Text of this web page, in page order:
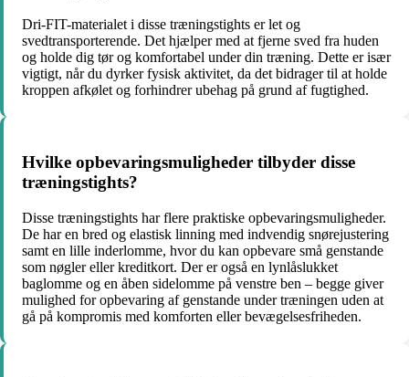
Dri-FIT-materialet i disse træningstights er let og
svedtransporterende. Det hjælper med at fjerne sved fra huden
og holde dig tør og komfortabel under din træning. Dette er især
vigtigt, når du dyrker fysisk aktivitet, da det bidrager til at holde
kroppen afkølet og forhindrer ubehag på grund af fugtighed.
Hvilke opbevaringsmuligheder tilbyder disse
træningstights?
Disse træningstights har flere praktiske opbevaringsmuligheder.
De har en bred og elastisk linning med indvendig snørejustering
samt en lille inderlomme, hvor du kan opbevare små genstande
som nøgler eller kreditkort. Der er også en lynlåslukket
baglomme og en åben sidelomme på venstre ben – begge giver
mulighed for opbevaring af genstande under træningen uden at
gå på kompromis med komforten eller bevægelsesfriheden.